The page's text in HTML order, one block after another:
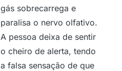
gás sobrecarrega e
paralisa o nervo olfativo.
A pessoa deixa de sentir
o cheiro de alerta, tendo
a falsa sensação de que